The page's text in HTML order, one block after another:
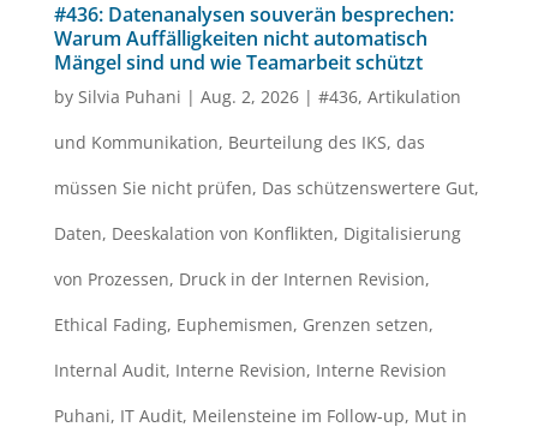
#436: Datenanalysen souverän besprechen:
Warum Auffälligkeiten nicht automatisch
Mängel sind und wie Teamarbeit schützt
by Silvia Puhani | Aug. 2, 2026| #436, Artikulation
und Kommunikation, Beurteilung des IKS, das
müssen Sie nicht prüfen, Das schützenswertere Gut,
Daten, Deeskalation von Konflikten, Digitalisierung
von Prozessen, Druck in der Internen Revision,
Ethical Fading, Euphemismen, Grenzen setzen,
Internal Audit, Interne Revision, Interne Revision
Puhani, IT Audit, Meilensteine im Follow-up, Mut in